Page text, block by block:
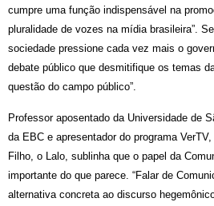
cumpre uma função indispensável na
pluralidade de vozes na mídia brasileira”.
sociedade pressione cada vez mais o
debate público que desmitifique os temas
questão do campo público”.
Professor aposentado da Universidade de
da EBC e apresentador do programa
Filho, o Lalo, sublinha que o papel da
importante do que parece. “Falar de
alternativa concreta ao discurso